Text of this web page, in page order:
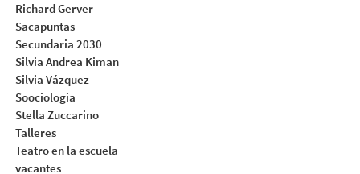
Richard Gerver
Sacapuntas
Secundaria 2030
Silvia Andrea Kiman
Silvia Vázquez
Soociologia
Stella Zuccarino
Talleres
Teatro en la escuela
vacantes